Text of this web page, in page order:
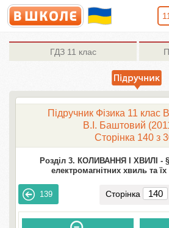
ГДЗ11 клас
Підручник Фізика 11 клас
В.І. Баштовий
Сторінка 140 з
Розділ 3. КОЛИВАННЯ І ХВИЛІ -
електромагнітних хвиль та
139 Сторінка